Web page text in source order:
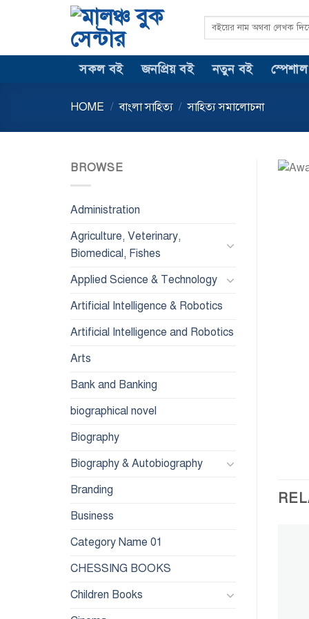
Search
সকল বই জনপ্রিয় বই নতুন বই
HOME / বাংলা সাহিত্য / সাহিত্য সমালোচনা
BROWSE
Administration
Agriculture, Veterinary,
Biomedical, Fishes
Applied Science & Technology
Artificial Intelligence & Robotics
Artificial Intelligence and Robotics
Arts
Bank and Banking
biographical novel
Biography
Biography & Autobiography
Branding
Business
Category Name 01
CHESSING BOOKS
Children Books
Add to
wishlist